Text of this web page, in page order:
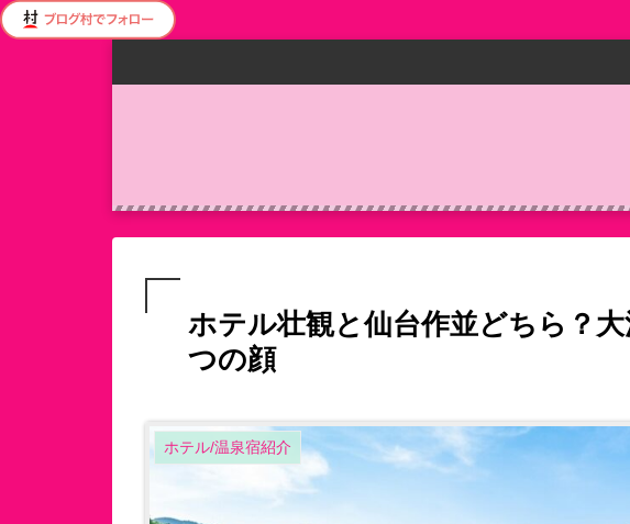
ホテル壮観と仙台作並どちら？
つの顔
ホテル/温泉宿紹介